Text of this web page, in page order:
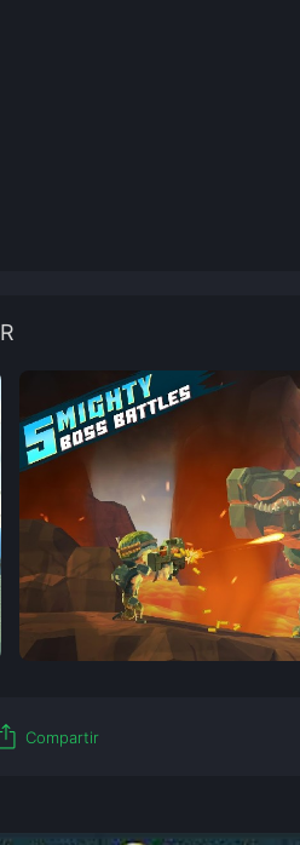
Compartir